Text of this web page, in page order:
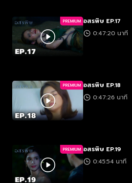
PREMIUM อสรพิษ EP.17
0:47:20 นาที
PREMIUM อสรพิษ EP.18
0:47:26 นาที
PREMIUM อสรพิษ EP.19
0:45:54 นาที